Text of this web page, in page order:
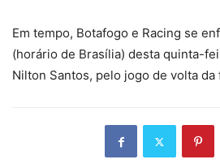
Em tempo, Botafogo e Racing se
(horário de Brasília) desta quinta-
Nilton Santos, pelo jogo de volta da